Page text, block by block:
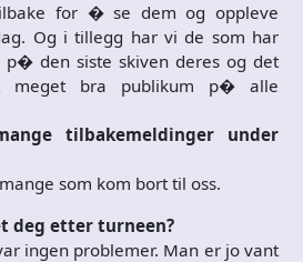
for � se dem og oppleve
Og i tillegg har vi de som har
p� den siste skiven deres og det
meget bra publikum p� alle
tilbakemeldinger under
som kom bort til oss.
deg etter turneen?
ingen problemer. Man er jo vant